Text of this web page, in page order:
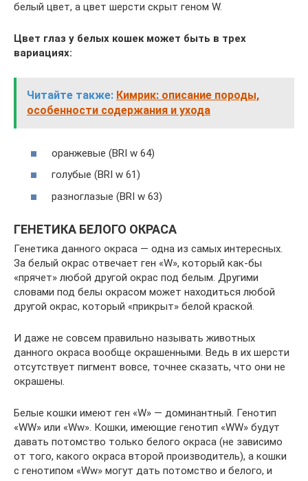
белый цвет, а цвет шерсти скрыт геном W.
Цвет глаз у белых кошек может быть в трех
вариациях:
Читайте также: Кимрик: описание породы,
особенности содержания и ухода
оранжевые (BRI w 64)
голубые (BRI w 61)
разноглазые (BRI w 63)
ГЕНЕТИКА БЕЛОГО ОКРАСА
Генетика данного окраса — одна из самых интересных.
За белый окрас отвечает ген «W», который как-бы
«прячет» любой другой окрас под белым. Другими
словами под белы окрасом может находиться любой
другой окрас, который «прикрыт» белой краской.
И даже не совсем правильно называть животных
данного окраса вообще окрашенными. Ведь в их шерсти
отсутствует пигмент вовсе, точнее сказать, что они не
окрашены.
Белые кошки имеют ген «W» — доминантный. Генотип
«WW» или «Ww». Кошки, имеющие генотип «WW» будут
давать потомство только белого окраса (не зависимо
от того, какого окраса второй производитель), а кошки
с генотипом «Ww» могут дать потомство и белого, и